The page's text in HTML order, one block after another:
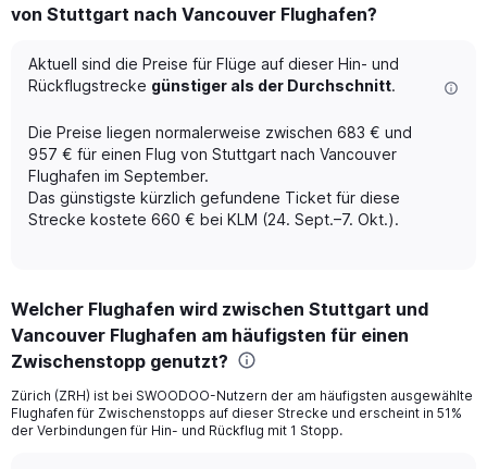
von Stuttgart nach Vancouver Flughafen?
Aktuell sind die Preise für Flüge auf dieser Hin- und
Rückflugstrecke günstiger als der Durchschnitt.
Die Preise liegen normalerweise zwischen 683 € und
957 € für einen Flug von Stuttgart nach Vancouver
Flughafen im September.
Das günstigste kürzlich gefundene Ticket für diese
Strecke kostete 660 € bei KLM (24. Sept.–7. Okt.).
Welcher Flughafen wird zwischen Stuttgart und
Vancouver Flughafen am häufigsten für einen
Zwischenstopp genutzt?
Zürich (ZRH) ist bei SWOODOO-Nutzern der am häufigsten ausgewählte
Flughafen für Zwischenstopps auf dieser Strecke und erscheint in 51%
der Verbindungen für Hin- und Rückflug mit 1 Stopp.